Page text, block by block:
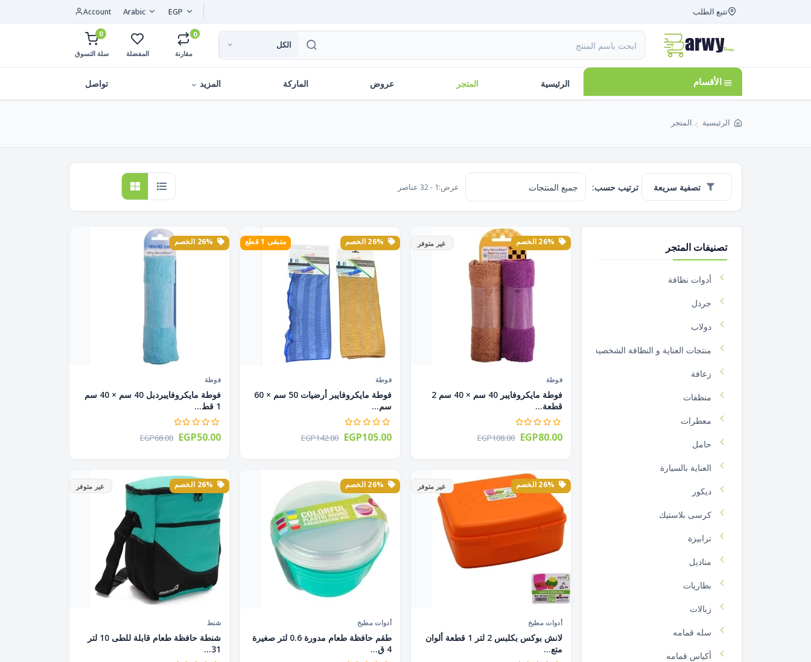
تتبع الطلب EGP
Arabic
Account
الكل
0
مقارنة المفضلة
0
سلة التسوق
الأقسام الرئيسية المتجر عروض الماركة المزيد تواصل
الرئيسية المتجر
تصفية سريعة ترتيب حسب: عرض:1 - 32 عناصر
غير متوفر
فوطة
فوطة مايكروفايبر 40 سم × 40 سم 2
قطعة...
EGP108.00 EGP80.00
متبقى 1 قطع
فوطة
فوطة مايكروفايبر أرضيات 50 سم × 60
سم...
EGP142.00 EGP105.00
فوطة
فوطة مايكروفايبردبل 40 سم × 40 سم
1 قط...
EGP68.00 EGP50.00
غير متوفر
أدوات مطبخ
لانش بوكس بكلبس 2 لتر 1 قطعة ألوان
متع...
أدوات مطبخ
طقم حافظة طعام مدورة 0.6 لتر صغيرة
4 ق...
غير متوفر
شنط
شنطة حافظة طعام قابلة للطى 10 لتر
31...
تصنيفات المتجر
أدوات نظافة
جردل
دولاب
منتجات العناية و النظافة الشخصية
زعافة
منظفات
معطرات
حامل
العناية بالسيارة
ديكور
كرسى بلاستيك
ترابيزة
مناديل
بطاريات
زبالات
سله قمامه
أكياس قمامه